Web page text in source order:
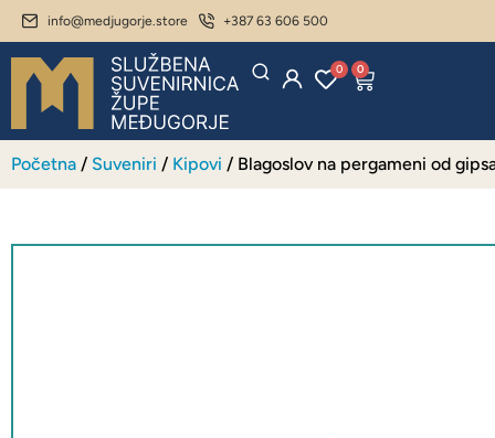
info@medjugorje.store +387 63 606 500
0 0
Početna / Suveniri / Kipovi / Blagoslov na pergameni od